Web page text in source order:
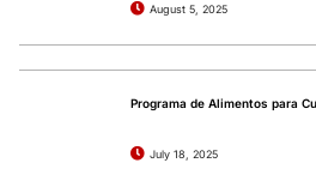
August 5, 2025
Programa de Alimentos para
July 18, 2025